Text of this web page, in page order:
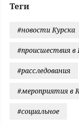
Теги
#новости Курска
#происшествия в
#расследования
#мероприятия в
#социальное